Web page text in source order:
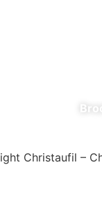
Christaufil –